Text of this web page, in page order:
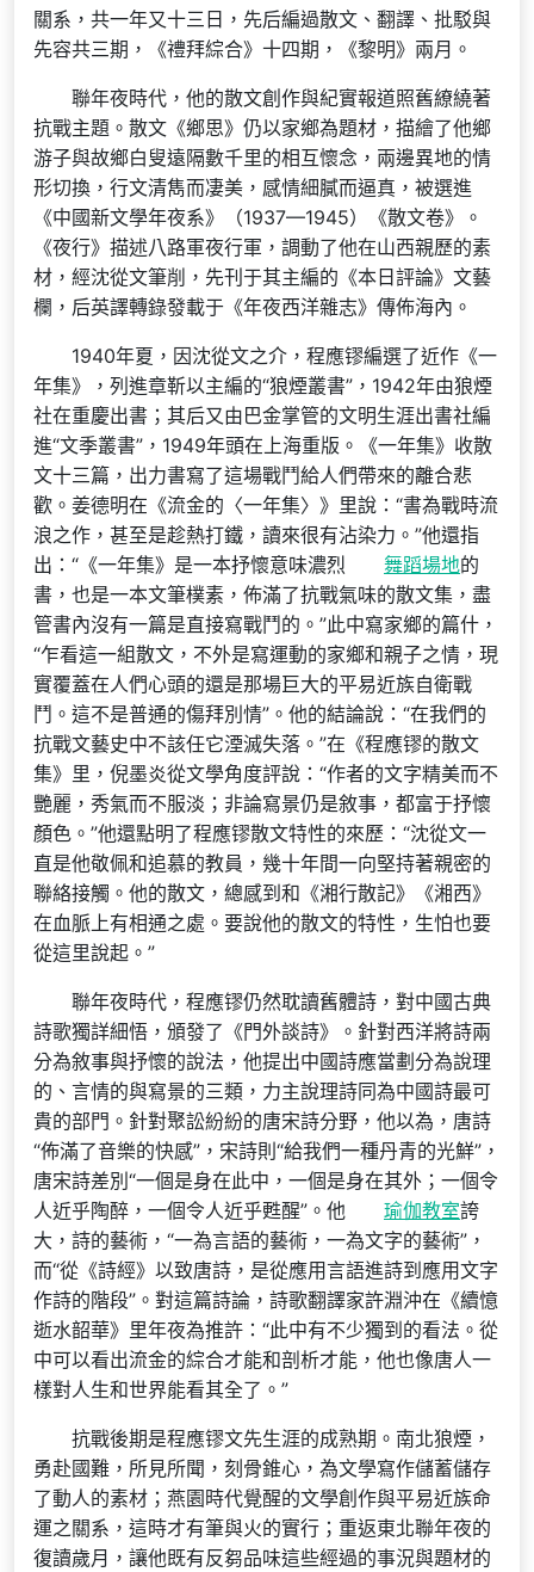
關系，共一年又十三日，先后編過散文、翻譯、批駁與
先容共三期，《禮拜綜合》十四期，《黎明》兩月。
聯年夜時代，他的散文創作與紀實報道照舊繚繞著
抗戰主題。散文《鄉思》仍以家鄉為題材，描繪了他鄉
游子與故鄉白叟遠隔數千里的相互懷念，兩邊異地的情
形切換，行文清雋而凄美，感情細膩而逼真，被選進
《中國新文學年夜系》（1937—1945）《散文卷》。
《夜行》描述八路軍夜行軍，調動了他在山西親歷的素
材，經沈從文筆削，先刊于其主編的《本日評論》文藝
欄，后英譯轉錄發載于《年夜西洋雜志》傳佈海內。
1940年夏，因沈從文之介，程應镠編選了近作《一
年集》，列進章靳以主編的“狼煙叢書”，1942年由狼煙
社在重慶出書；其后又由巴金掌管的文明生涯出書社編
進“文季叢書”，1949年頭在上海重版。《一年集》收散
文十三篇，出力書寫了這場戰鬥給人們帶來的離合悲
歡。姜德明在《流金的〈一年集〉》里說：“書為戰時流
浪之作，甚至是趁熱打鐵，讀來很有沾染力。”他還指
出：“《一年集》是一本抒懷意味濃烈
舞蹈場地的
書，也是一本文筆樸素，佈滿了抗戰氣味的散文集，盡
管書內沒有一篇是直接寫戰鬥的。”此中寫家鄉的篇什，
“乍看這一組散文，不外是寫運動的家鄉和親子之情，現
實覆蓋在人們心頭的還是那場巨大的平易近族自衛戰
鬥。這不是普通的傷拜別情”。他的結論說：“在我們的
抗戰文藝史中不該任它湮滅失落。”在《程應镠的散文
集》里，倪墨炎從文學角度評說：“作者的文字精美而不
艷麗，秀氣而不服淡；非論寫景仍是敘事，都富于抒懷
顏色。”他還點明了程應镠散文特性的來歷：“沈從文一
直是他敬佩和追慕的教員，幾十年間一向堅持著親密的
聯絡接觸。他的散文，總感到和《湘行散記》《湘西》
在血脈上有相通之處。要說他的散文的特性，生怕也要
從這里說起。”
聯年夜時代，程應镠仍然耽讀舊體詩，對中國古典
詩歌獨詳細悟，頒發了《門外談詩》。針對西洋將詩兩
分為敘事與抒懷的說法，他提出中國詩應當劃分為說理
的、言情的與寫景的三類，力主說理詩同為中國詩最可
貴的部門。針對聚訟紛紛的唐宋詩分野，他以為，唐詩
“佈滿了音樂的快感”，宋詩則“給我們一種丹青的光鮮”，
唐宋詩差別“一個是身在此中，一個是身在其外；一個令
人近乎陶醉，一個令人近乎甦醒”。他
瑜伽教室誇
大，詩的藝術，“一為言語的藝術，一為文字的藝術”，
而“從《詩經》以致唐詩，是從應用言語進詩到應用文字
作詩的階段”。對這篇詩論，詩歌翻譯家許淵沖在《續憶
逝水韶華》里年夜為推許：“此中有不少獨到的看法。從
中可以看出流金的綜合才能和剖析才能，他也像唐人一
樣對人生和世界能看其全了。”
抗戰後期是程應镠文先生涯的成熟期。南北狼煙，
勇赴國難，所見所聞，刻骨錐心，為文學寫作儲蓄儲存
了動人的素材；燕園時代覺醒的文學創作與平易近族命
運之關系，這時才有筆與火的實行；重返東北聯年夜的
復讀歲月，讓他既有反芻品味這些經過的事況與題材的